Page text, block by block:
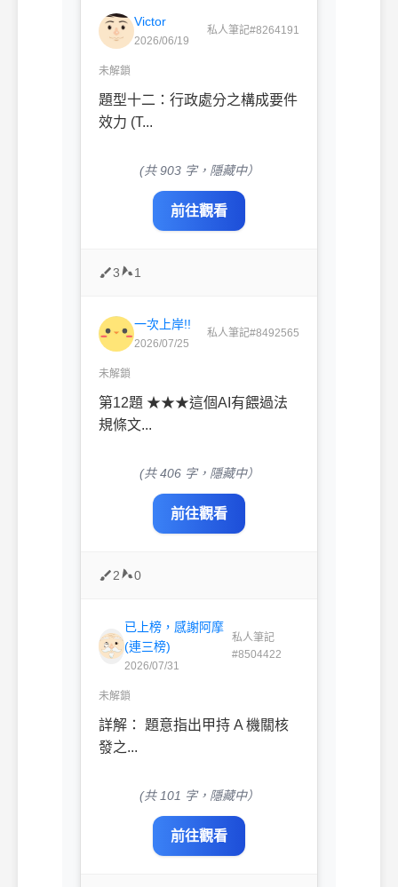
Victor
2026/06/19
私人筆記#8264191
未解鎖
題型十二：行政處分之構成要件
效力 (T...
(共 903 字，隱藏中）
前往觀看
3 1
一次上岸!!
2026/07/25
私人筆記#8492565
未解鎖
第12題 ★★★這個AI有餵過法
規條文...
(共 406 字，隱藏中）
前往觀看
2 0
已上榜，感謝阿摩
(連三榜)
2026/07/31
私人筆記
#8504422
未解鎖
詳解： ​題意指出甲持 A 機關核
發之...
(共 101 字，隱藏中）
前往觀看